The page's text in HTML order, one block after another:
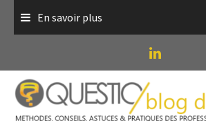
En savoir plus